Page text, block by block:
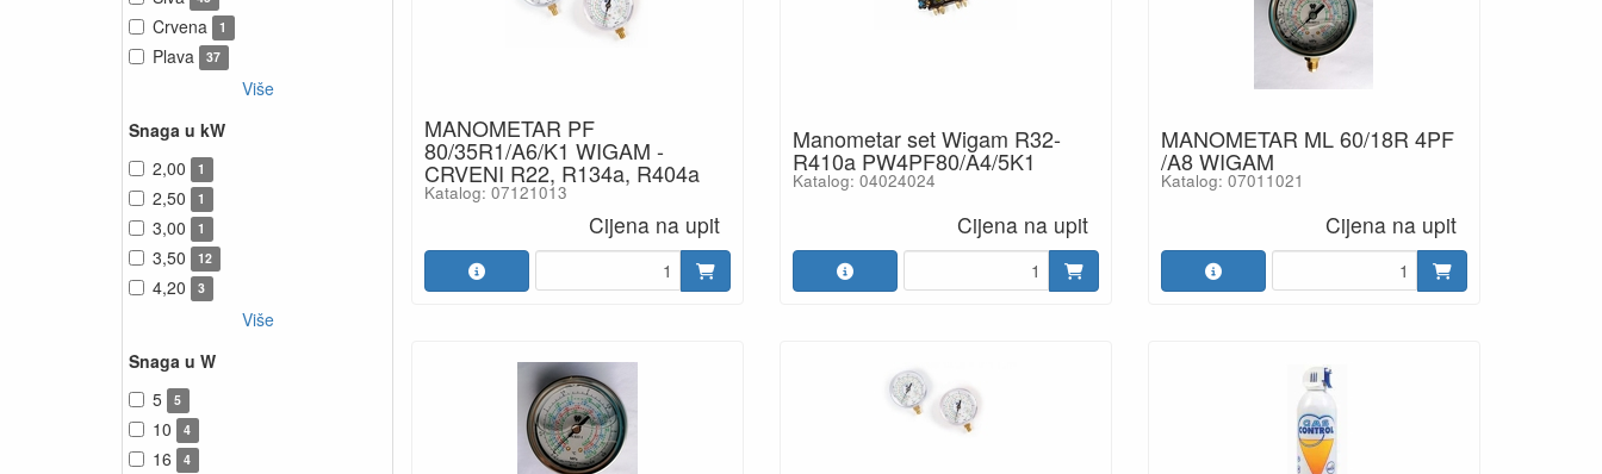
Crvena 1
Plava 37
Više
Snaga u kW
2,00
1
2,50 1
3,00 1
3,50 12
4,20 3
Više
Snaga u W
5
5
10 4
16 4
MANOMETAR PF
80/35R1/A6/K1 WIGAM -
CRVENI R22, R134a, R404a
Katalog: 07121013
Cijena na upit
Manometar set Wigam R32-
R410a PW4PF80/A4/5K1
Katalog: 04024024
Cijena na upit
MANOMETAR ML 60/18R 4PF
/A8 WIGAM
Katalog: 07011021
Cijena na upit